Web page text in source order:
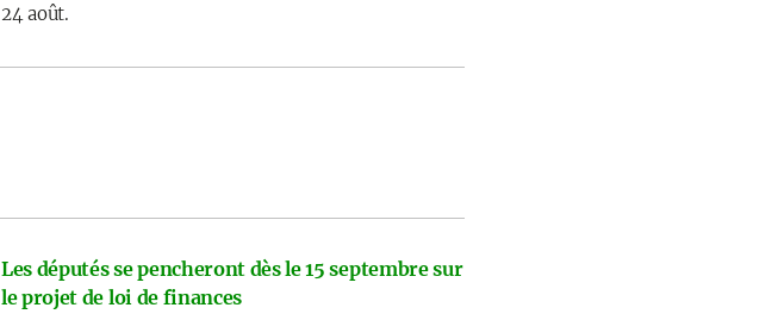
24 août.
Les députés se pencheront dès le 15 septembre sur
le projet de loi de finances